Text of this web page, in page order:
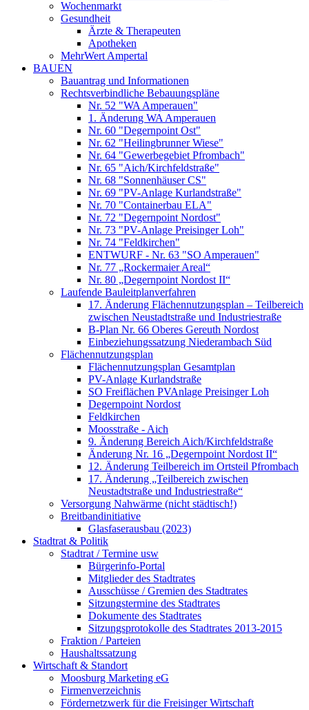
Wochenmarkt
Gesundheit
Ärzte & Therapeuten
Apotheken
MehrWert Ampertal
BAUEN
Bauantrag und Informationen
Rechtsverbindliche Bebauungspläne
Nr. 52 "WA Amperauen"
1. Änderung WA Amperauen
Nr. 60 "Degernpoint Ost"
Nr. 62 "Heilingbrunner Wiese"
Nr. 64 "Gewerbegebiet Pfrombach"
Nr. 65 "Aich/Kirchfeldstraße"
Nr. 68 "Sonnenhäuser CS"
Nr. 69 "PV-Anlage Kurlandstraße"
Nr. 70 "Containerbau ELA"
Nr. 72 "Degernpoint Nordost"
Nr. 73 "PV-Anlage Preisinger Loh"
Nr. 74 "Feldkirchen"
ENTWURF - Nr. 63 "SO Amperauen"
Nr. 77 „Rockermaier Areal“
Nr. 80 „Degernpoint Nordost II“
Laufende Bauleitplanverfahren
17. Änderung Flächennutzungsplan – Teilbereich
zwischen Neustadtstraße und Industriestraße
B-Plan Nr. 66 Oberes Gereuth Nordost
Einbeziehungssatzung Niederambach Süd
Flächennutzungsplan
Flächennutzungsplan Gesamtplan
PV-Anlage Kurlandstraße
SO Freiflächen PV­Anlage Preisinger Loh
Degernpoint Nordost
Feldkirchen
Moosstraße - Aich
9. Änderung Bereich Aich/Kirchfeldstraße
Änderung Nr. 16 „Degernpoint Nordost II“
12. Änderung Teilbereich im Ortsteil Pfrombach
17. Änderung „Teilbereich zwischen
Neustadtstraße und Industriestraße“
Versorgung Nahwärme (nicht städtisch!)
Breitbandinitiative
Glasfaserausbau (2023)
Stadtrat & Politik
Stadtrat / Termine usw
Bürgerinfo-Portal
Mitglieder des Stadtrates
Ausschüsse / Gremien des Stadtrates
Sitzungstermine des Stadtrates
Dokumente des Stadtrates
Sitzungsprotokolle des Stadtrates 2013-2015
Fraktion / Parteien
Haushaltssatzung
Wirtschaft & Standort
Moosburg Marketing eG
Firmenverzeichnis
Fördernetzwerk für die Freisinger Wirtschaft